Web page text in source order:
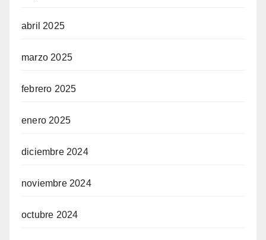
abril 2025
marzo 2025
febrero 2025
enero 2025
diciembre 2024
noviembre 2024
octubre 2024